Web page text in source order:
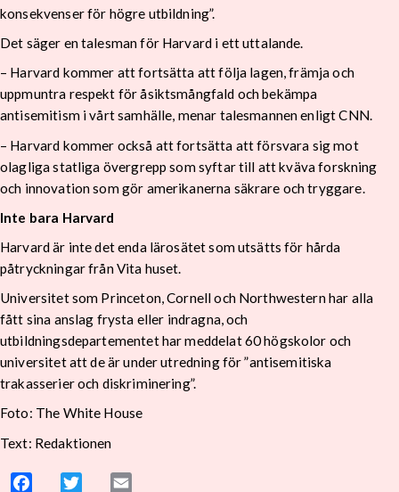
konsekvenser för högre utbildning”.
Det säger en talesman för Harvard i ett uttalande.
– Harvard kommer att fortsätta att följa lagen, främja och
uppmuntra respekt för åsiktsmångfald och bekämpa
antisemitism i vårt samhälle, menar talesmannen enligt CNN.
– Harvard kommer också att fortsätta att försvara sig mot
olagliga statliga övergrepp som syftar till att kväva forskning
och innovation som gör amerikanerna säkrare och tryggare.
Inte bara Harvard
Harvard är inte det enda lärosätet som utsätts för hårda
påtryckningar från Vita huset.
Universitet som Princeton, Cornell och Northwestern har alla
fått sina anslag frysta eller indragna, och
utbildningsdepartementet har meddelat 60 högskolor och
universitet att de är under utredning för ”antisemitiska
trakasserier och diskriminering”.
Foto: The White House
Text: Redaktionen
Facebook Twitter